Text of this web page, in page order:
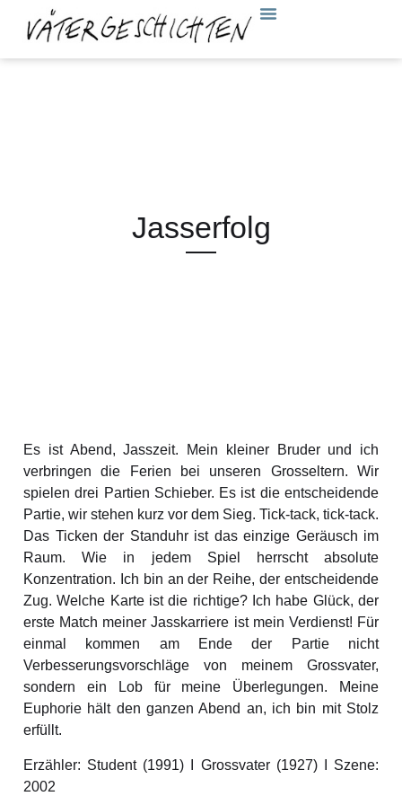
Jasserfolg
Es ist Abend, Jasszeit. Mein kleiner Bruder und ich
verbringen die Ferien bei unseren Grosseltern. Wir
spielen drei Partien Schieber. Es ist die entscheidende
Partie, wir stehen kurz vor dem Sieg. Tick-tack, tick-tack.
Das Ticken der Standuhr ist das einzige Geräusch im
Raum. Wie in jedem Spiel herrscht absolute
Konzentration. Ich bin an der Reihe, der entscheidende
Zug. Welche Karte ist die richtige? Ich habe Glück, der
erste Match meiner Jasskarriere ist mein Verdienst! Für
einmal kommen am Ende der Partie nicht
Verbesserungsvorschläge von meinem Grossvater,
sondern ein Lob für meine Überlegungen. Meine
Euphorie hält den ganzen Abend an, ich bin mit Stolz
erfüllt.
Erzähler: Student (1991) I Grossvater (1927) I Szene:
2002